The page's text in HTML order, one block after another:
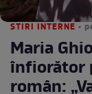
STIRI INTERNE •
Maria
înfiorător
român: